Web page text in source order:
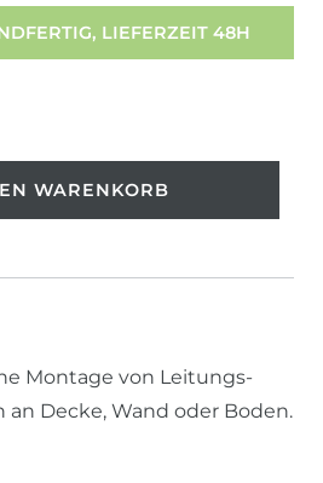
LIEFERZEIT 48H
WARENKORB
Montage von Leitungs-
Decke, Wand oder Boden.